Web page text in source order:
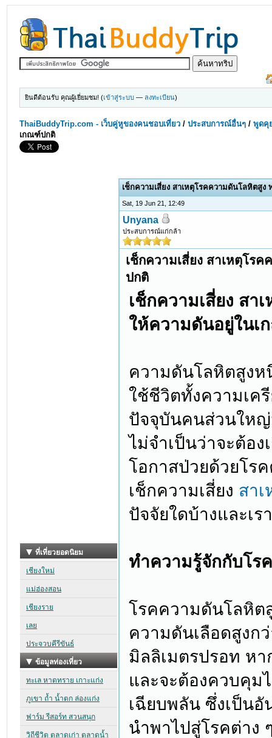
ยินดีต้อนรับ คุณผู้เยี่ยมชม! (เข้าสู่ระบบ — ลงทะเบียน)
ThaiBuddyTrip.com - เว็บคู่หูของคนชอบเที่ยว /ประสบการณ์อื่นๆ /พูดคุ
เกณฑ์ปกติ
เช็กความเสี่ยง สาเหตุโรคความดันโลหิตสู
Sat, 19 Jun 21, 12:49
Unyana
ประสบการณ์แก่กล้า
เช็กความเสี่ยง สาเหตุโร
ปกติ
เช็กความเสี่ยง ส
ให้ความดันอยู่ใน
ความดันโลหิตสูงห
ใช้ชีวิตทั้งความเค
ปัจจุบันคนส่วนให
ไม่จำเป็นว่าจะต้อ
โอกาสป่วยด้วยโร
เช็กความเสี่ยง สา
ปัจจัยใดบ้างและเ
ทำความรู้จักกับโร
โรคความดันโลหิต
ความดันเลือดสูงก
มิลลิเมตรปรอท ห
และจะต้องควบคุม
เฉียบพลัน ซึ่งเป็น
นำพาไปสู่โรคต่าง